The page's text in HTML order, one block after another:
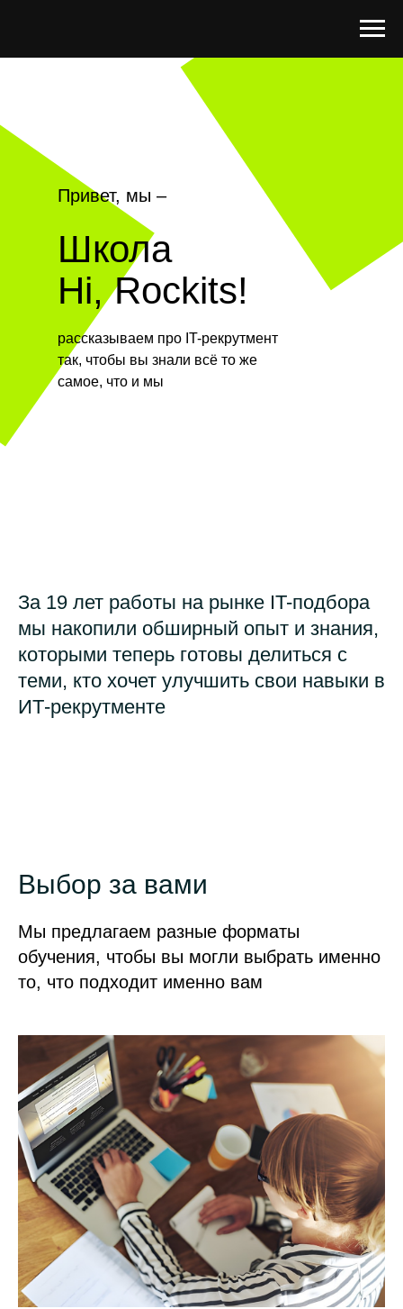
Привет, мы –
рассказываем про IT-рекрутмент
так, чтобы вы знали всё то же
самое, что и мы
Школа
Hi, Rockits!
За 19 лет работы на рынке IT-подбора
мы накопили обширный опыт и знания,
которыми теперь готовы делиться с
теми, кто хочет улучшить свои навыки в
ИТ-рекрутменте
Выбор за вами
Мы предлагаем разные форматы
обучения, чтобы вы могли выбрать именно
то, что подходит именно вам